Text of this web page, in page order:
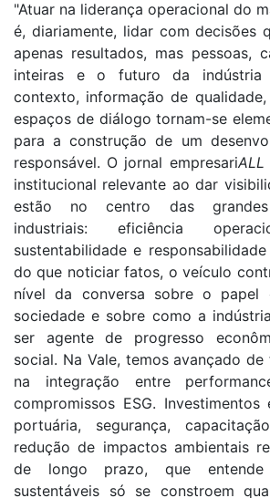
"Atuar na liderança operacional do
é, diariamente, lidar com decisões
apenas resultados, mas pessoas,
inteiras e o futuro da indústria
contexto, informação de
espaços de diálogo tornam-se
para a construção de um
responsável. O jornal empresariALL
institucional relevante ao dar
estão no centro das grandes
industriais: eficiência
sustentabilidade e
do que noticiar fatos, o veículo
nível da conversa sobre o papel
sociedade e sobre como a
ser agente de progresso
social. Na Vale, temos avançado
na integração entre
compromissos ESG. Investimentos
portuária, segurança,
redução de impactos ambientais
de longo prazo, que entende
sustentáveis só se constroem